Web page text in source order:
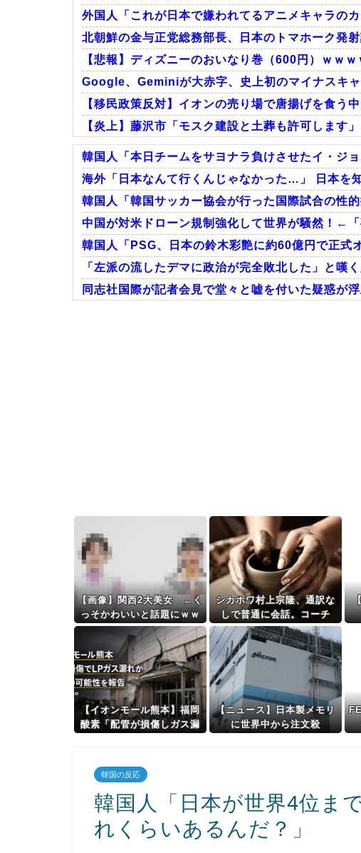
外国人「これが日本で嫌われてるアニメキャラの
北朝鮮の金与正党総務部長、日本のトマホーク発
【悲報】ディズニーのおいなり巻（600円）ｗｗｗ
Google、Geminiが大赤字、史上初のマイナスキ
【移民政策反対】イオンの売り場で唐揚げを食う
【炎上】藤沢市「モスク建設と土葬も許可します
Powered by livedoor 相互RSS
韓国人「本日チームをサヨナラ負けさせたイ・
海外「日本なんて行くんじゃなかった…」 日本を
韓国人「韓国サッカー協会が行った国際試合の
中国が対米ドローン規制強化して世界が騒然！←
韓国人「PSG、日本の鈴木彩艶に約60億円で正
「左派の流したデマに政治が完全敗北した」と嘆
同志社国際が記者会見で堂々と嘘を付いた疑惑が
【画像】関西2大美女 ←く
っそかわいいと話題にｗｗ
ｗ 【Pickup06072011】
シカホワ村上宗隆、通訳な
しで普通に会話。コーチ
「今10段階で6ぐらい。来
た時は0だった（笑）」
【イオンモール熊本】福岡
酸素「配管が損傷しガス漏
経産省に報告
【ニュース】日本製メモリ
に世界中から注文殺
韓国の反応
韓国人「日本が世界4位ま
れくらいあるんだ？」